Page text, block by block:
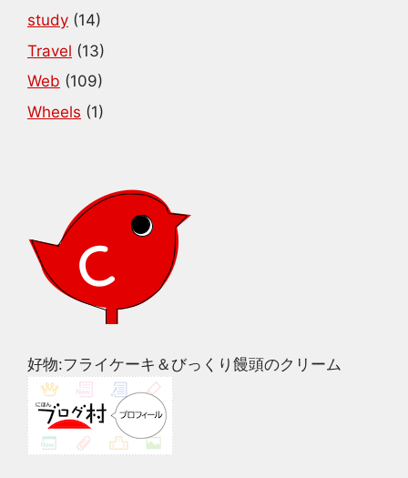
study (14)
Travel (13)
Web (109)
Wheels (1)
好物:フライケーキ＆びっくり饅頭のクリーム